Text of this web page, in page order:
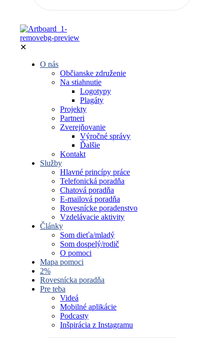
✕
O nás
Občianske združenie
Na stiahnutie
Logotypy
Plagáty
Projekty
Partneri
Zverejňovanie
Výročné správy
Ďalšie
Kontakt
Služby
Hlavné princípy práce
Telefonická poradňa
Chatová poradňa
E-mailová poradňa
Rovesnícke poradenstvo
Vzdelávacie aktivity
Články
Som dieťa/mladý
Som dospelý/rodič
O pomoci
Mapa pomoci
2%
Rovesnícka poradňa
Pre teba
Videá
Mobilné aplikácie
Podcasty
Inšpirácia z Instagramu